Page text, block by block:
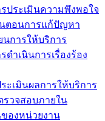
ประเมินความพึงพอใจ
ตอนการแก้ปัญหา
นการให้บริการ
ดำเนินการเรื่องร้อง
ะเมินผลการให้บริการ
วจสอบภายใน
ของหน่วยงาน